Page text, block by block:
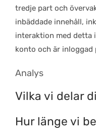
tredje part och
inbäddade innehåll,
interaktion med detta
konto och är inloggad
Analys
Vilka vi delar
Hur länge vi